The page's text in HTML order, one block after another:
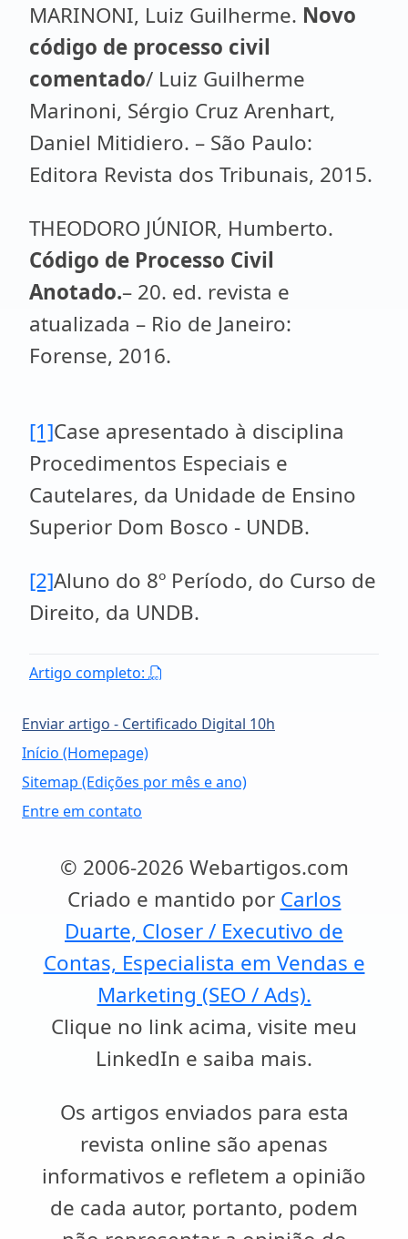
MARINONI, Luiz Guilherme. Novo
código de processo civil
comentado/ Luiz Guilherme
Marinoni, Sérgio Cruz Arenhart,
Daniel Mitidiero. – São Paulo:
Editora Revista dos Tribunais, 2015.
THEODORO JÚNIOR, Humberto.
Código de Processo Civil
Anotado.– 20. ed. revista e
atualizada – Rio de Janeiro:
Forense, 2016.
[1]Case apresentado à disciplina
Procedimentos Especiais e
Cautelares, da Unidade de Ensino
Superior Dom Bosco - UNDB.
[2]Aluno do 8º Período, do Curso de
Direito, da UNDB.
Artigo completo:
Enviar artigo - Certificado Digital 10h
Início (Homepage)
Sitemap (Edições por mês e ano)
Entre em contato
© 2006-2026 Webartigos.com
Criado e mantido por Carlos
Duarte, Closer / Executivo de
Contas, Especialista em Vendas e
Marketing (SEO / Ads).
Clique no link acima, visite meu
LinkedIn e saiba mais.
Os artigos enviados para esta
revista online são apenas
informativos e refletem a opinião
de cada autor, portanto, podem